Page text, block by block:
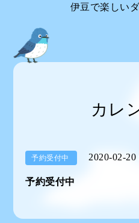
伊豆で楽しい
カレ
予約受付中 2020-02-20
予約受付中